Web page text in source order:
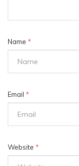
Name *
Email *
Website *